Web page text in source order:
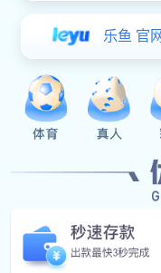
自2005年创立以来
业优秀的品牌、选拔
星空电子建筑五金
时登顶品牌TOP10！
广东星空电子建
大首选品牌」